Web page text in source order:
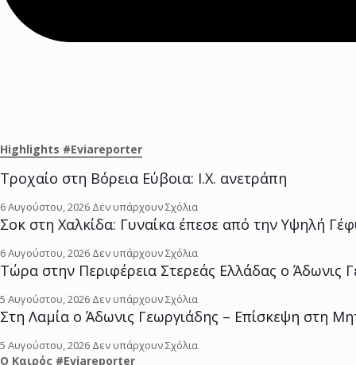
Highlights #Eviareporter
Τροχαίο στη Βόρεια Εύβοια: Ι.Χ. ανετράπη
6 Αυγούστου, 2026 Δεν υπάρχουν Σχόλια
Σοκ στη Χαλκίδα: Γυναίκα έπεσε από την Υψηλή
6 Αυγούστου, 2026 Δεν υπάρχουν Σχόλια
Τώρα στην Περιφέρεια Στερεάς Ελλάδας ο Άδωνις
5 Αυγούστου, 2026 Δεν υπάρχουν Σχόλια
Στη Λαμία ο Άδωνις Γεωργιάδης – Επίσκεψη στη
5 Αυγούστου, 2026 Δεν υπάρχουν Σχόλια
O Kαιρός #Eviareporter